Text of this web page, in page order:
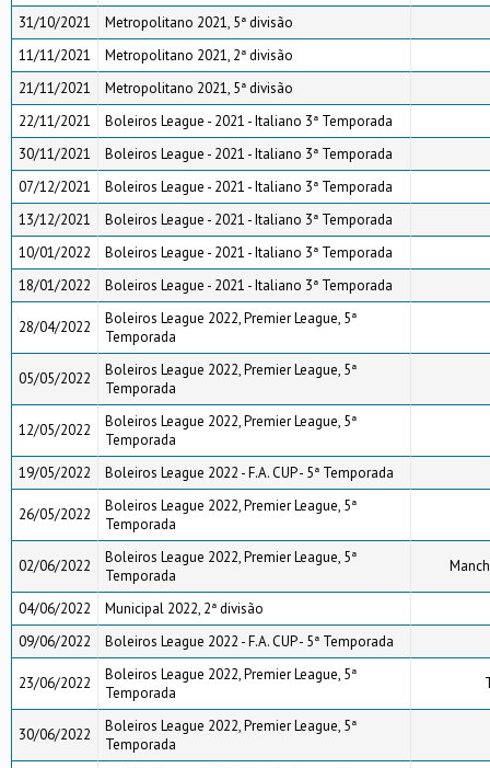
31/10/2021
Metropolitano 2021, 5ª divisão
11/11/2021
Metropolitano 2021, 2ª divisão
21/11/2021
Metropolitano 2021, 5ª divisão
22/11/2021
Boleiros League - 2021 - Italiano 3ª Temporada
30/11/2021
Boleiros League - 2021 - Italiano 3ª Temporada
07/12/2021
Boleiros League - 2021 - Italiano 3ª Temporada
13/12/2021
Boleiros League - 2021 - Italiano 3ª Temporada
10/01/2022
Boleiros League - 2021 - Italiano 3ª Temporada
18/01/2022
Boleiros League - 2021 - Italiano 3ª Temporada
28/04/2022
Boleiros League 2022, Premier League, 5ª
Temporada
05/05/2022
Boleiros League 2022, Premier League, 5ª
Temporada
12/05/2022
Boleiros League 2022, Premier League, 5ª
Temporada
19/05/2022
Boleiros League 2022 - F.A. CUP - 5ª Temporada
26/05/2022
Boleiros League 2022, Premier League, 5ª
Temporada
02/06/2022
Boleiros League 2022, Premier League, 5ª
Temporada
04/06/2022
Municipal 2022, 2ª divisão
09/06/2022
Boleiros League 2022 - F.A. CUP - 5ª Temporada
23/06/2022
Boleiros League 2022, Premier League, 5ª
Temporada
30/06/2022
Boleiros League 2022, Premier League, 5ª
Temporada